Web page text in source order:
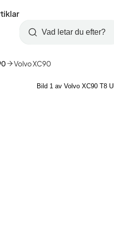
Startsida
Skapa
konto
Logga
in
Sök
Volvo XC90